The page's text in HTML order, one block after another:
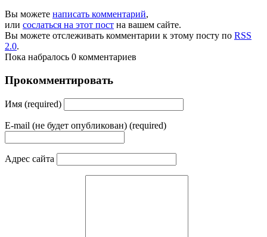
Вы можете написать комментарий,
или сослаться на этот пост на вашем сайте.
Вы можете отслеживать комментарии к этому посту по RSS
2.0.
Пока набралось 0 комментариев
Прокомментировать
Имя (required)
E-mail (не будет опубликован) (required)
Адрес сайта